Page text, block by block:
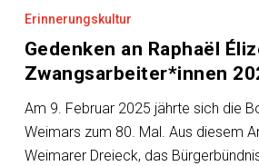
an
Élizé
und
Zwangsarbeiter*innen
2025
Erinnerungskultur
Gedenken an Raphaël
Zwangsarbeiter*innen
Am 9. Februar 2025 jährte sich die
Weimars zum 80. Mal. Aus diesem
Weimarer Dreieck, das